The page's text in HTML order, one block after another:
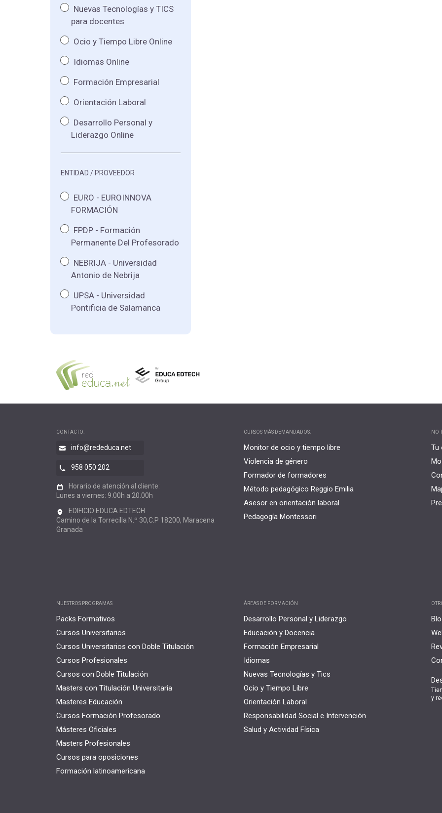
Nuevas Tecnologías y TICS
para docentes
Ocio y Tiempo Libre Online
Idiomas Online
Formación Empresarial
Orientación Laboral
Desarrollo Personal y
Liderazgo Online
ENTIDAD / PROVEEDOR
EURO - EUROINNOVA
FORMACIÓN
FPDP - Formación
Permanente Del Profesorado
NEBRIJA - Universidad
Antonio de Nebrija
UPSA - Universidad
Pontificia de Salamanca
CONTACTO:
info@rededuca.net
958 050 202
Horario de atención al cliente:
Lunes a viernes: 9.00h a 20.00h
EDIFICIO EDUCA EDTECH
Camino de la Torrecilla N.º 30,C.P 18200, Maracena
Granada
CURSOS MÁS DEMANDADOS:
Monitor de ocio y tiempo libre
Violencia de género
Formador de formadores
Método pedagógico Reggio Emilia
Asesor en orientación laboral
Pedagogía Montessori
NO
Tu
NUESTROS PROGRAMAS
Packs Formativos
Cursos Universitarios
Cursos Universitarios con Doble Titulación
Cursos Profesionales
Cursos con Doble Titulación
Masters con Titulación Universitaria
Masteres Educación
Cursos Formación Profesorado
Másteres Oficiales
Masters Profesionales
Cursos para oposiciones
Formación latinoamericana
ÁREAS DE FORMACIÓN
Desarrollo Personal y Liderazgo
Educación y Docencia
Formación Empresarial
Idiomas
Nuevas Tecnologías y Tics
Ocio y Tiempo Libre
Orientación Laboral
Responsabilidad Social e Intervención
Salud y Actividad Física
y